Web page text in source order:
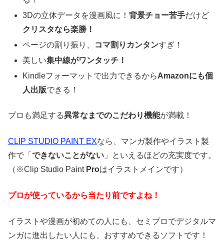
3Dの立体データを漫画風に！背景チョー苦手だけど
クリスタなら楽勝！
ページの割り振り、
コマ割りカンタンすぎ！
美しい集中線がワンタッチ！
Kindleフォーマットで出力できるからAmazonにも個
人出版できる！
プロも満足する異常なまでのこだわり機能が満載！
CLIP STUDIO PAINT EXなら、マンガ製作やイラスト製
作で「 できないことがない 」といえるほどの充実度です。
（※Clip Studio Paint Proはイラストメインです）
プロが使っているから当たり前ですよね！
イラストや漫画が初めての人にも、セミプロでデジタルマ
ンガに進出したい人にも、おすすめできるソフトです！